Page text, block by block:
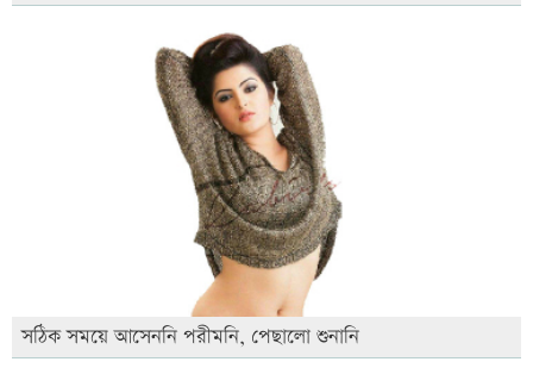
সঠিক সময়ে আসেননি পরীমনি, পেছালো শুনানি